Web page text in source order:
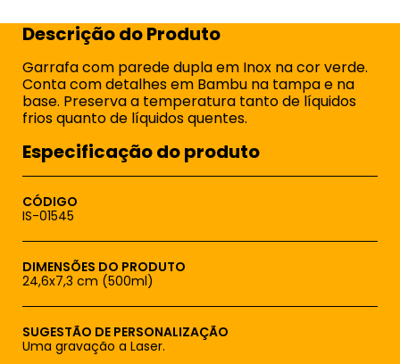
Descrição do Produto
Garrafa com parede dupla em Inox na cor verde.
Conta com detalhes em Bambu na tampa e na
base. Preserva a temperatura tanto de líquidos
frios quanto de líquidos quentes.
Especificação do produto
CÓDIGO
IS-01545
DIMENSÕES DO PRODUTO
24,6x7,3 cm (500ml)
SUGESTÃO DE PERSONALIZAÇÃO
Uma gravação a Laser.